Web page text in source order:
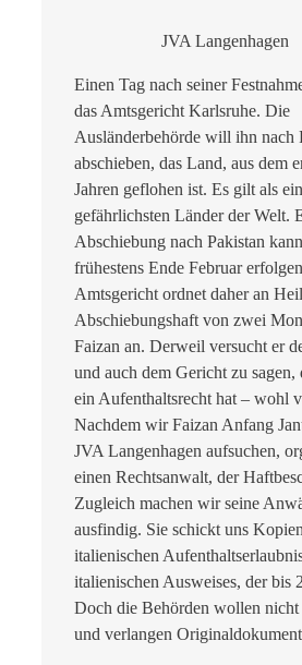
JVA Langenhagen
Einen Tag nach seiner
das Amtsgericht Karlsruhe. Die
Ausländerbehörde will ihn nach
abschieben, das Land, aus dem
Jahren geflohen ist. Es gilt als
gefährlichsten Länder der Welt.
Abschiebung nach Pakistan
frühestens Ende Februar
Amtsgericht ordnet daher an
Abschiebungshaft von zwei
Faizan an. Derweil versucht er
und auch dem Gericht zu sagen,
ein Aufenthaltsrecht hat – wohl
Nachdem wir Faizan Anfang
JVA Langenhagen aufsuchen,
einen Rechtsanwalt, der
Zugleich machen wir seine
ausfindig. Sie schickt uns
italienischen
italienischen Ausweises, der bis
Doch die Behörden wollen nicht
und verlangen